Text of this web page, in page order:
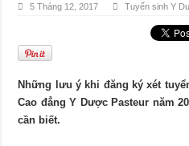
5 Tháng 12, 2017 Tuyển sinh Y
Những lưu ý khi đăng ký xét
Cao đẳng Y Dược Pasteur năm
cần biết.